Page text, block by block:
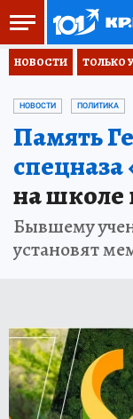
НОВОСТИ ТОЛЬКО
НОВОСТИ ПОЛИТИКА
Память
на школе
Бывшему
установят